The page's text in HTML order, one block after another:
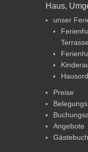
Haus,
unser
Preise
Angebote
Gästebuch